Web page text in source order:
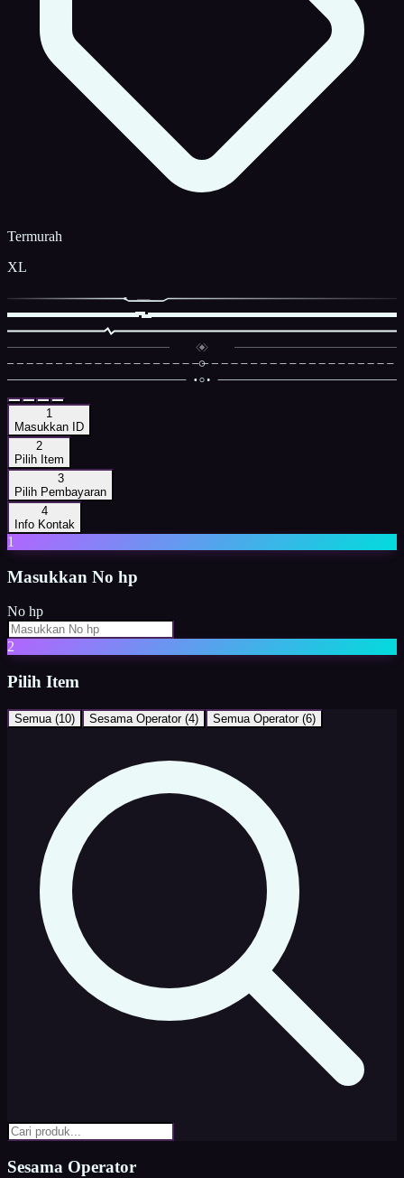
Termurah
XL
1
Masukkan ID
2
Pilih Item
3
Pilih Pembayaran
4
Info Kontak
1
Masukkan No hp
No hp
2
Pilih Item
Semua (10) Sesama Operator(4) Semua Operator(6)
Sesama Operator